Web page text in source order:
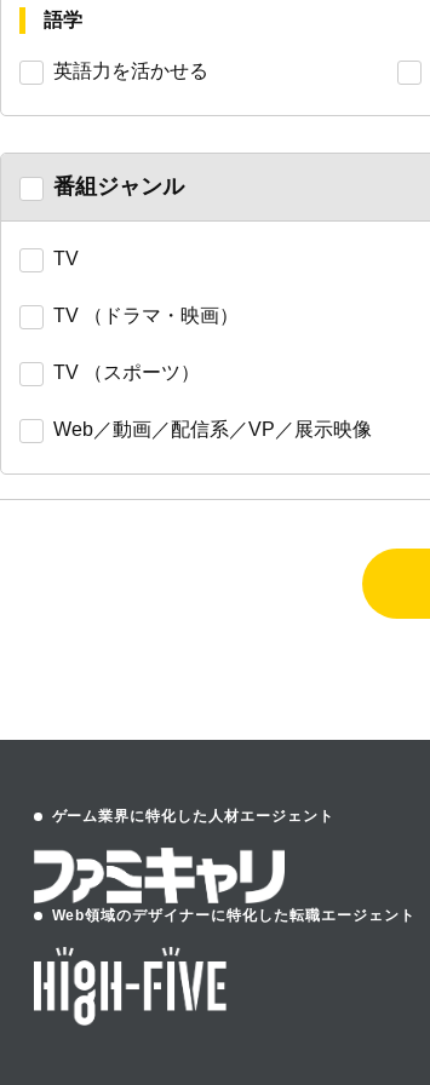
語学
英語力を活かせる
番組ジャンル
TV
TV （ドラマ・映画）
TV （スポーツ）
Web／動画／配信系／VP／展示映像
ゲーム業界に特化した人材エージェント
Web領域のデザイナーに特化した転職エージェント